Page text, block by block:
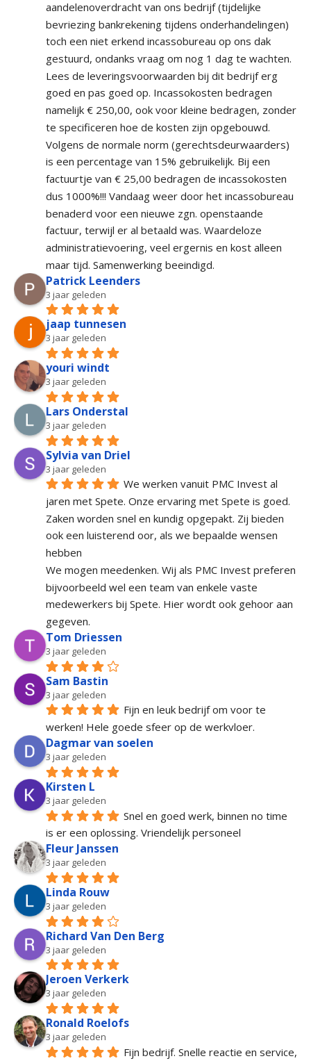
aandelenoverdracht van ons bedrijf (tijdelijke
bevriezing bankrekening tijdens onderhandelingen)
toch een niet erkend incassobureau op ons dak
gestuurd, ondanks vraag om nog 1 dag te wachten.
Lees de leveringsvoorwaarden bij dit bedrijf erg
goed en pas goed op. Incassokosten bedragen
namelijk € 250,00, ook voor kleine bedragen, zonder
te specificeren hoe de kosten zijn opgebouwd.
Volgens de normale norm (gerechtsdeurwaarders)
is een percentage van 15% gebruikelijk. Bij een
factuurtje van € 25,00 bedragen de incassokosten
dus 1000%!!! Vandaag weer door het incassobureau
benaderd voor een nieuwe zgn. openstaande
factuur, terwijl er al betaald was. Waardeloze
administratievoering, veel ergernis en kost alleen
maar tijd. Samenwerking beeindigd.
Patrick Leenders
3 jaar geleden
jaap tunnesen
3 jaar geleden
youri windt
3 jaar geleden
Lars Onderstal
3 jaar geleden
Sylvia van Driel
3 jaar geleden
We werken vanuit PMC Invest al
jaren met Spete. Onze ervaring met Spete is goed.
Zaken worden snel en kundig opgepakt. Zij bieden
ook een luisterend oor, als we bepaalde wensen
hebben
We mogen meedenken. Wij als PMC Invest preferen
bijvoorbeeld wel een team van enkele vaste
medewerkers bij Spete. Hier wordt ook gehoor aan
gegeven.
Tom Driessen
3 jaar geleden
Sam Bastin
3 jaar geleden
Fijn en leuk bedrijf om voor te
werken! Hele goede sfeer op de werkvloer.
Dagmar van soelen
3 jaar geleden
Kirsten L
3 jaar geleden
Snel en goed werk, binnen no time
is er een oplossing. Vriendelijk personeel
Fleur Janssen
3 jaar geleden
Linda Rouw
3 jaar geleden
Richard Van Den Berg
3 jaar geleden
Jeroen Verkerk
3 jaar geleden
Ronald Roelofs
3 jaar geleden
Fijn bedrijf. Snelle reactie en service,